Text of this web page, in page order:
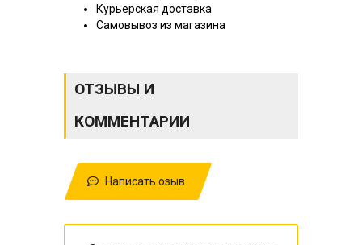
Курьерская доставка
Самовывоз из магазина
ОТЗЫВЫ И
КОММЕНТАРИИ
Написать озыв